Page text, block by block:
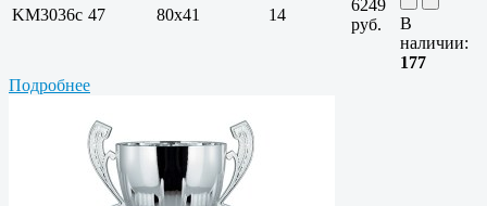
KM3036c 47 80х41 14
6249
руб.
В
наличии:
177
Подробнее